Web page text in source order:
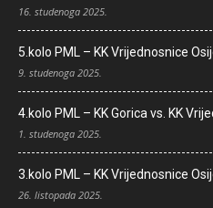
16. studenoga 2025.
5.kolo PML – KK Vrijednosnice
9. studenoga 2025.
4.kolo PML – KK Gorica vs. KK
1. studenoga 2025.
3.kolo PML – KK Vrijednosnice
26. listopada 2025.